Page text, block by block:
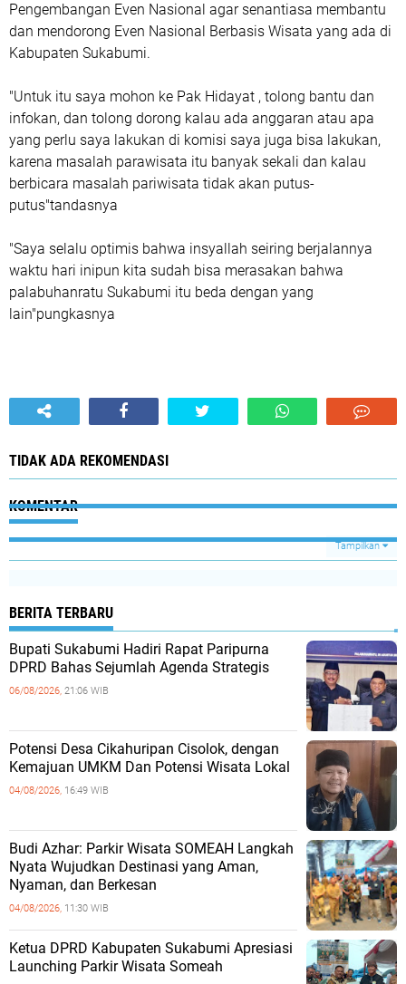
Pengembangan Even Nasional agar senantiasa membantu
dan mendorong Even Nasional Berbasis Wisata yang ada di
Kabupaten Sukabumi.
"Untuk itu saya mohon ke Pak Hidayat , tolong bantu dan
infokan, dan tolong dorong kalau ada anggaran atau apa
yang perlu saya lakukan di komisi saya juga bisa lakukan,
karena masalah parawisata itu banyak sekali dan kalau
berbicara masalah pariwisata tidak akan putus-
putus"tandasnya
"Saya selalu optimis bahwa insyallah seiring berjalannya
waktu hari inipun kita sudah bisa merasakan bahwa
palabuhanratu Sukabumi itu beda dengan yang
lain"pungkasnya
TIDAK ADA REKOMENDASI
KOMENTAR
Tampilkan
BERITA TERBARU
Bupati Sukabumi Hadiri Rapat Paripurna
DPRD Bahas Sejumlah Agenda Strategis
06/08/2026, 21:06 WIB
Potensi Desa Cikahuripan Cisolok, dengan
Kemajuan UMKM Dan Potensi Wisata Lokal
04/08/2026, 16:49 WIB
Budi Azhar: Parkir Wisata SOMEAH Langkah
Nyata Wujudkan Destinasi yang Aman,
Nyaman, dan Berkesan
04/08/2026, 11:30 WIB
Ketua DPRD Kabupaten Sukabumi Apresiasi
Launching Parkir Wisata Someah